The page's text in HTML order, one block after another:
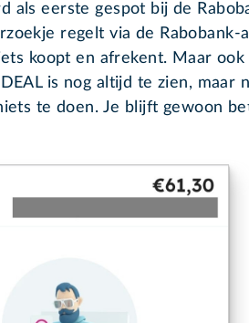
als eerste gespot bij de
regelt via de Rabobank-
koopt en afrekent. Maar
is nog altijd te zien, maar
te doen. Je blijft gewoon